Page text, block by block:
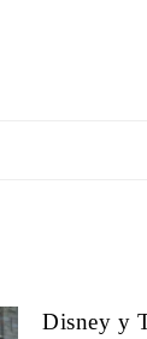
Disney y